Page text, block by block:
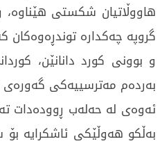
هاووڵاتیان شکستی
گروپە چەکدارە
و بوونی کورد دانانێن،
بەردەم مەترسییەکی گەورەی
ئەوەی لە حەلەب ڕوودەدات
بەڵکو هەوڵێکی ئاشکرایە